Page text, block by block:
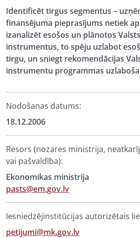
Identificēt tirgus segmentus –
finansējuma pieprasījums netiek
izanalizēt esošos un plānotos
instrumentus, to spēju uzlabot
tirgu, un sniegt rekomendācijas
instrumentu programmas
Nodošanas datums:
18.12.2006
Resors (nozares ministrija,
vai pašvaldība):
Ekonomikas ministrija
pasts@em.gov.lv
Iesniedzējinstitūcijas autorizētais
petijumi@mk.gov.lv